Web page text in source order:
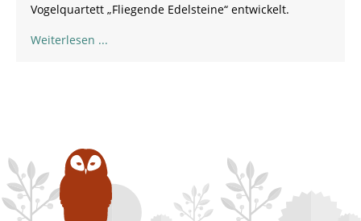
Vogelquartett „Fliegende Edelsteine“ entwickelt.
Weiterlesen